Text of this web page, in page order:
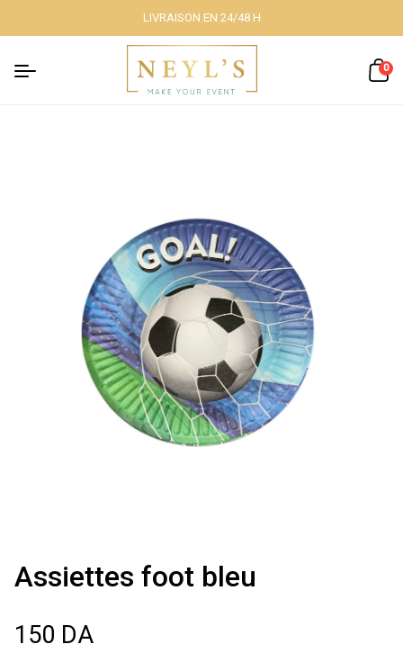
Décoration
lumineuse
Décoration à
thème
Décoration de
table
LIVRAISON EN 24/48 H
0
Assiettes foot bleu
150 DA